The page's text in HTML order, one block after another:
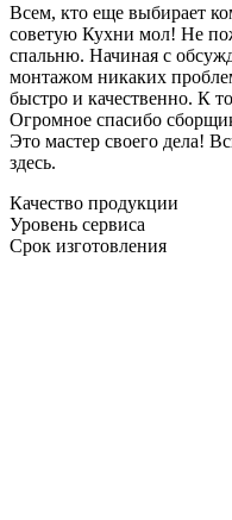
Всем, кто еще выбирает
советую Кухни мол! Не
спальню. Начиная с
монтажом никаких
быстро и качественно. К
Огромное спасибо
Это мастер своего дела!
здесь.
Качество продукции
Уровень сервиса
Срок изготовления